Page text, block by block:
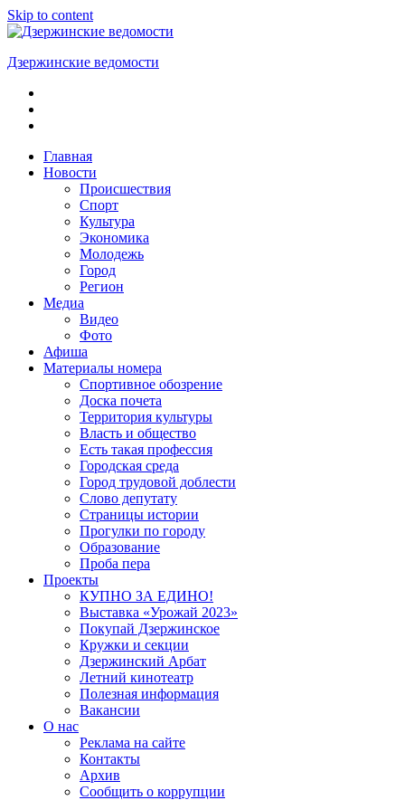
Skip to content
Дзержинские ведомости
ОБЩЕСТВЕННО-
ПОЛИТИЧЕСКАЯ
ГАЗЕТАГлавная
Новости
Происшествия
Спорт
Культура
Экономика
Молодежь
Город
Регион
Медиа
Видео
Фото
Афиша
Материалы номера
Спортивное обозрение
Доска почета
Территория культуры
Власть и общество
Есть такая профессия
Городская среда
Город трудовой доблести
Слово депутату
Страницы истории
Прогулки по городу
Образование
Проба пера
Проекты
КУПНО ЗА ЕДИНО!
Выставка «Урожай 2023»
Покупай Дзержинское
Кружки и секции
Дзержинский Арбат
Летний кинотеатр
Полезная информация
Вакансии
О нас
Реклама на сайте
Контакты
Архив
Сообщить о коррупции